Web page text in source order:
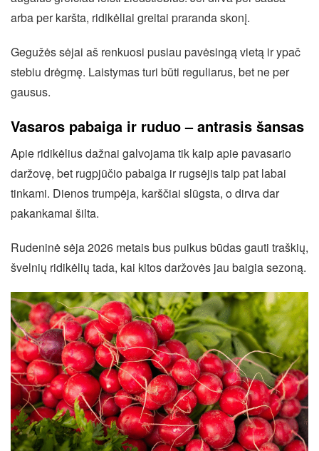
arba per karšta, ridikėliai greitai praranda skonį.
Gegužės sėjai aš renkuosi pusiau pavėsingą vietą ir ypač
stebiu drėgmę. Laistymas turi būti reguliarus, bet ne per
gausus.
Vasaros pabaiga ir ruduo – antrasis šansas
Apie ridikėlius dažnai galvojama tik kaip apie pavasario
daržovę, bet rugpjūčio pabaiga ir rugsėjis taip pat labai
tinkami. Dienos trumpėja, karščiai slūgsta, o dirva dar
pakankamai šilta.
Rudeninė sėja 2026 metais bus puikus būdas gauti traškių,
švelnių ridikėlių tada, kai kitos daržovės jau baigia sezoną.